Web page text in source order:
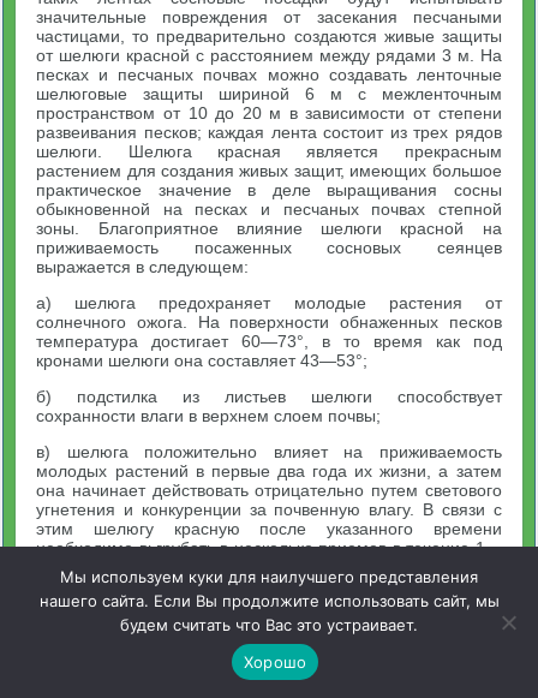
значительные повреждения от засекания песчаными
частицами, то предварительно создаются живые защиты
от шелюги красной с расстоянием между рядами 3 м. На
песках и песчаных почвах можно создавать ленточные
шелюговые защиты шириной 6 м с межленточным
пространством от 10 до 20 м в зависимости от степени
развеивания песков; каждая лента состоит из трех рядов
шелюги. Шелюга красная является прекрасным
растением для создания живых защит, имеющих большое
практическое значение в деле выращивания сосны
обыкновенной на песках и песчаных почвах степной
зоны. Благоприятное влияние шелюги красной на
приживаемость посаженных сосновых сеянцев
выражается в следующем:
а) шелюга предохраняет молодые растения от
солнечного ожога. На поверхности обнаженных песков
температура достигает 60—73°, в то время как под
кронами шелюги она составляет 43—53°;
б) подстилка из листьев шелюги способствует
сохранности влаги в верхнем слоем почвы;
в) шелюга положительно влияет на приживаемость
молодых растений в первые два года их жизни, а затем
она начинает действовать отрицательно путем светового
угнетения и конкуренции за почвенную влагу. В связи с
этим шелюгу красную после указанного времени
необходимо вьгрубать в несколько приемов в течение 1—
3 лет.
Живые защиты из быстрорастущих древесных пород в
составе тополя канадского, акации белой и клена
ясенелистного на песчаных и супесчаных почвах,
созданные в виде кулисных насаждений шириной 25 м с
межкулисным пространством такой же ширины, дали
Мы используем куки для наилучшего представления
нашего сайта. Если Вы продолжите использовать сайт, мы
будем считать что Вас это устраивает.
Хорошо